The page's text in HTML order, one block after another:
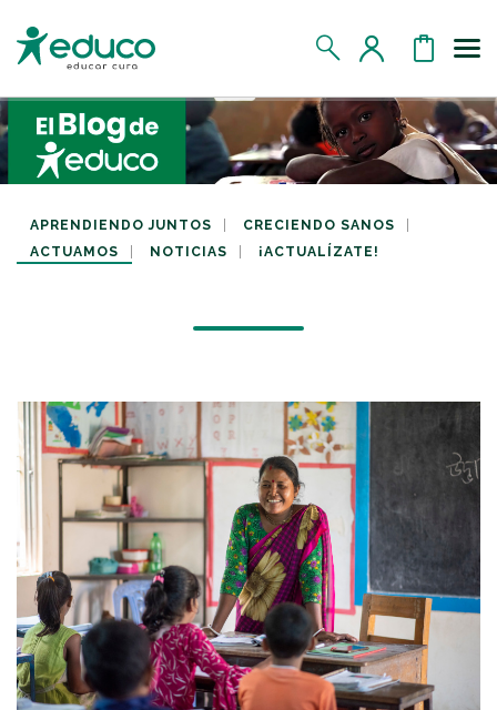
MIS DATOS
MIS APADRINADOS
MIS RETOS SOLIDARIOS
CERRAR SESIÓN
APRENDIENDO JUNTOS
CRECIENDO SANOS
ACTUAMOS
NOTICIAS ¡ACTUALÍZATE!